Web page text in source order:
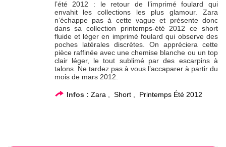
l’été 2012 : le retour de l’imprimé foulard qui
envahit les collections les plus glamour. Zara
n’échappe pas à cette vague et présente donc
dans sa collection printemps-été 2012 ce short
fluide et léger en imprimé foulard qui observe des
poches latérales discrètes. On appréciera cette
pièce raffinée avec une chemise blanche ou un top
clair léger, le tout sublimé par des escarpins à
talons. Ne tardez pas à vous l’accaparer à partir du
mois de mars 2012.
Infos : Zara Short, Printemps Été 2012